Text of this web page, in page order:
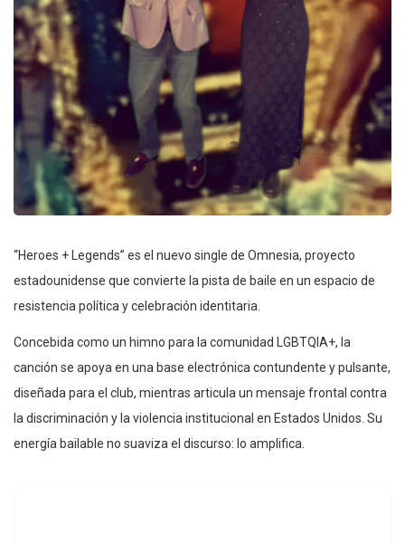
“Heroes + Legends” es el nuevo single de Omnesia, proyecto
estadounidense que convierte la pista de baile en un espacio de
resistencia política y celebración identitaria.
Concebida como un himno para la comunidad LGBTQIA+, la
canción se apoya en una base electrónica contundente y pulsante,
diseñada para el club, mientras articula un mensaje frontal contra
la discriminación y la violencia institucional en Estados Unidos. Su
energía bailable no suaviza el discurso: lo amplifica.